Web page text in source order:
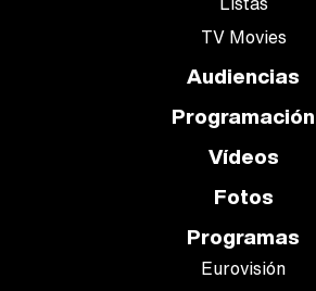
TV Movies
Audiencias
Programación
Vídeos
Fotos
Programas
Eurovisión